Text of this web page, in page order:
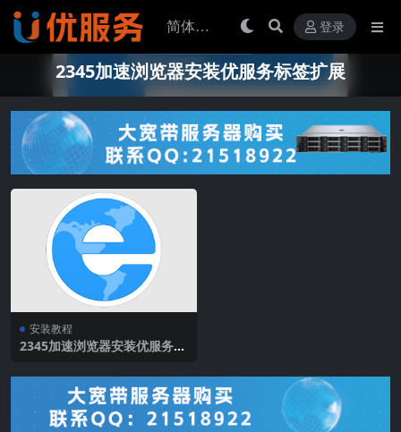
登录
2345加速浏览器安装优服务标签扩展
安装教程
2345加速浏览器安装优服务标